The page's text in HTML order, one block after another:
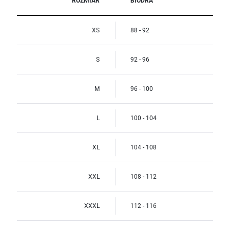
XS 88 - 92
S 92 - 96
M 96 - 100
L 100 - 104
XL 104 - 108
XXL 108 - 112
XXXL 112 - 116